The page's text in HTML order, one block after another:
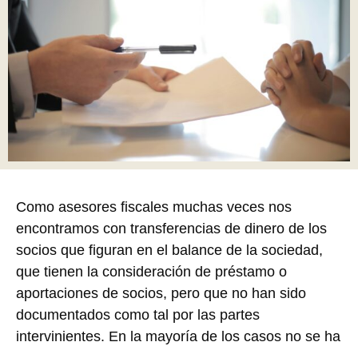
Como asesores fiscales muchas veces nos
encontramos con transferencias de dinero de los
socios que figuran en el balance de la sociedad,
que tienen la consideración de préstamo o
aportaciones de socios, pero que no han sido
documentados como tal por las partes
intervinientes. En la mayoría de los casos no se ha